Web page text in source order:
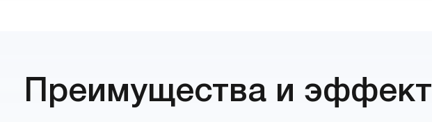
Преимущества и